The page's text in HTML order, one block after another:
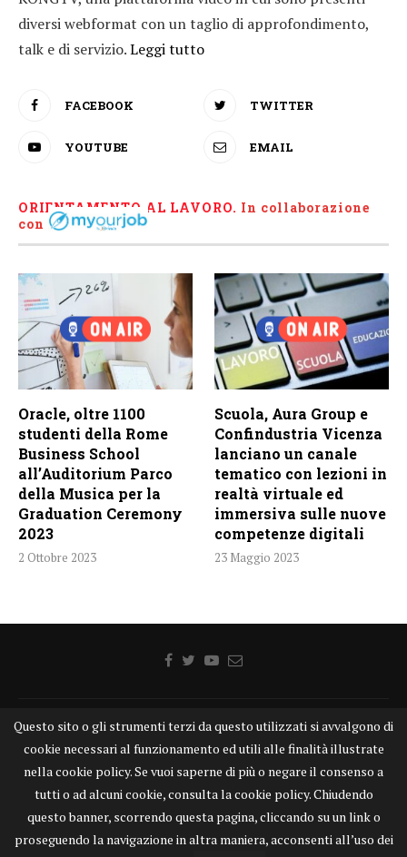
diversi webformat con un taglio di approfondimento,
talk e di servizio.Leggi tutto
FACEBOOK TWITTER
YOUTUBE EMAIL
ORIENTAMENTO AL LAVORO. In collaborazione
con
Oracle, oltre 1100
studenti della Rome
Business School
all’Auditorium Parco
della Musica per la
Graduation Ceremony
2023
2 Ottobre 2023
Scuola, Aura Group e
Confindustria Vicenza
lanciano un canale
tematico con lezioni in
realtà virtuale ed
immersiva sulle nuove
competenze digitali
23 Maggio 2023
Home Chi siamo Disclaimer Cookie Contatti
Privacy Policy KONGTV
KONGnews ©KONG Comunicazione s.r.l. - P.IVA: 15049871005
Alcune delle foto pubblicate su KONGnews.it sono state prese da Internet,
e valutate di pubblico dominio. Qualora i soggetti o gli autori delle stesse
avessero qualcosa da eccepire alla loro pubblicazione, non esitino a
Questo sito o gli strumenti terzi da questo utilizzati si avvalgono di
cookie necessari al funzionamento ed utili alle finalità illustrate
nella cookie policy. Se vuoi saperne di più o negare il consenso a
tutti o ad alcuni cookie, consulta la cookie policy. Chiudendo
questo banner, scorrendo questa pagina, cliccando su un link o
proseguendo la navigazione in altra maniera, acconsenti all’uso dei